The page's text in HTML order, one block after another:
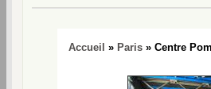
Accueil » Paris » Centre